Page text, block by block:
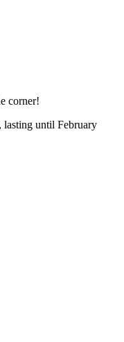
corner!
until February